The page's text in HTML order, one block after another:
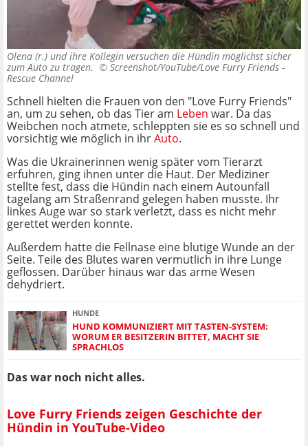
Olena (r.) und ihre Kollegin versuchen die Hündin möglichst sicher
zum Auto zu tragen. © Screenshot/YouTube/Love Furry Friends -
Rescue Channel
Schnell hielten die Frauen von den "Love Furry Friends"
an, um zu sehen, ob das Tier am Leben war. Da das
Weibchen noch atmete, schleppten sie es so schnell und
vorsichtig wie möglich in ihrAuto.
Was die Ukrainerinnen wenig später vom Tierarzt
erfuhren, ging ihnen unter die Haut. Der Mediziner
stellte fest, dass die Hündin nach einem Autounfall
tagelang am Straßenrand gelegen haben musste. Ihr
linkes Auge war so stark verletzt, dass es nicht mehr
gerettet werden konnte.
Außerdem hatte die Fellnase eine blutige Wunde an der
Seite. Teile des Blutes waren vermutlich in ihre Lunge
geflossen. Darüber hinaus war das arme Wesen
dehydriert.
HUNDE
HUND KOMMUNIZIERT MIT TASTEN-SYSTEM:
WORUM ER BESITZERIN BITTET, MACHT SIE
SPRACHLOS
Das war noch nicht alles.
Love Furry Friends zeigen Geschichte der
Hündin in YouTube-Video